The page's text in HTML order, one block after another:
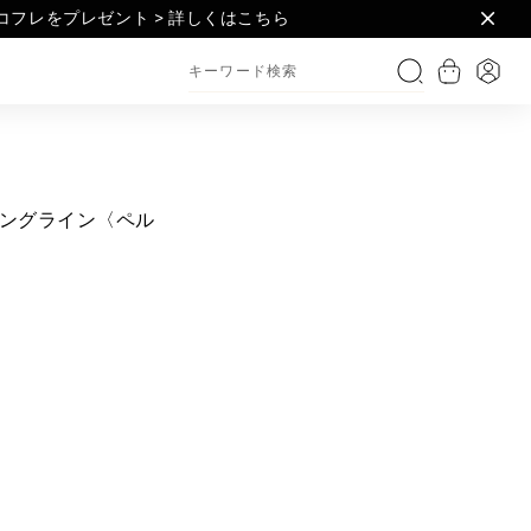
レをプレゼント > 詳しくはこちら​
> 詳しくはこちら​
ット > 詳しくはこちら
検索ショッピ
ログ
グライン〈ペル